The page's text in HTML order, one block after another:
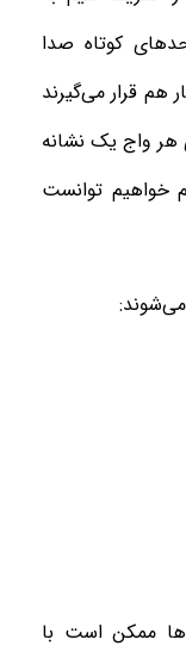
کوتاه صدا
هم قرار می‌گیرند
هر واج یک نشانه
خواهیم توانست
ممکن است با